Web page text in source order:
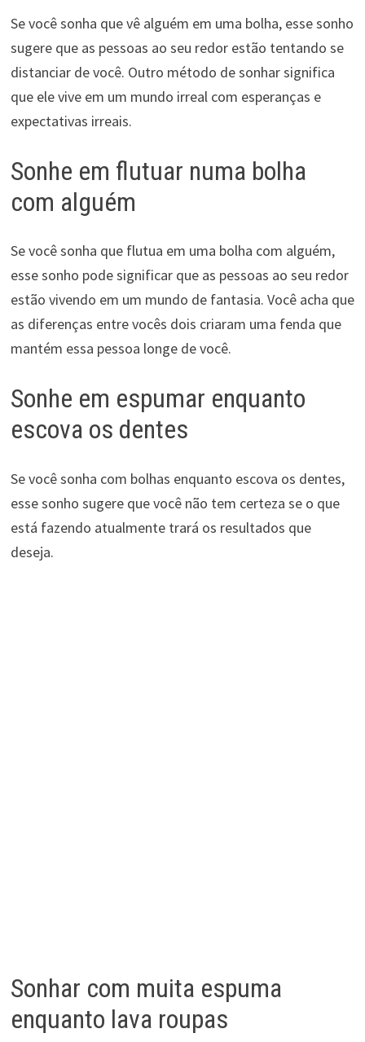
Se você sonha que vê alguém em uma bolha, esse sonho
sugere que as pessoas ao seu redor estão tentando se
distanciar de você. Outro método de sonhar significa
que ele vive em um mundo irreal com esperanças e
expectativas irreais.
Sonhe em flutuar numa bolha
com alguém
Se você sonha que flutua em uma bolha com alguém,
esse sonho pode significar que as pessoas ao seu redor
estão vivendo em um mundo de fantasia. Você acha que
as diferenças entre vocês dois criaram uma fenda que
mantém essa pessoa longe de você.
Sonhe em espumar enquanto
escova os dentes
Se você sonha com bolhas enquanto escova os dentes,
esse sonho sugere que você não tem certeza se o que
está fazendo atualmente trará os resultados que
deseja.
Sonhar com muita espuma
enquanto lava roupas